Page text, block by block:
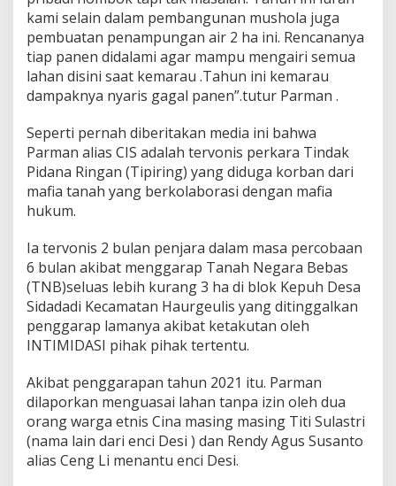
kami selain dalam pembangunan mushola juga
pembuatan penampungan air 2 ha ini. Rencananya
tiap panen didalami agar mampu mengairi semua
lahan disini saat kemarau .Tahun ini kemarau
dampaknya nyaris gagal panen”.tutur Parman .
Seperti pernah diberitakan media ini bahwa
Parman alias CIS adalah tervonis perkara Tindak
Pidana Ringan (Tipiring) yang diduga korban dari
mafia tanah yang berkolaborasi dengan mafia
hukum.
Ia tervonis 2 bulan penjara dalam masa percobaan
6 bulan akibat menggarap Tanah Negara Bebas
(TNB)seluas lebih kurang 3 ha di blok Kepuh Desa
Sidadadi Kecamatan Haurgeulis yang ditinggalkan
penggarap lamanya akibat ketakutan oleh
INTIMIDASI pihak pihak tertentu.
Akibat penggarapan tahun 2021 itu. Parman
dilaporkan menguasai lahan tanpa izin oleh dua
orang warga etnis Cina masing masing Titi Sulastri
(nama lain dari enci Desi ) dan Rendy Agus Susanto
alias Ceng Li menantu enci Desi.